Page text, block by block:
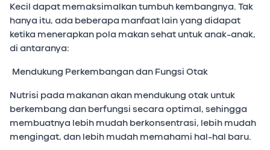
Kecil dapat memaksimalkan tumbuh kembangnya. Tak
hanya itu, ada beberapa manfaat lain yang didapat
ketika menerapkan pola makan sehat untuk anak-anak,
di antaranya:
Mendukung Perkembangan dan Fungsi Otak
Nutrisi pada makanan akan mendukung otak untuk
berkembang dan berfungsi secara optimal, sehingga
membuatnya lebih mudah berkonsentrasi, lebih mudah
mengingat, dan lebih mudah memahami hal-hal baru.